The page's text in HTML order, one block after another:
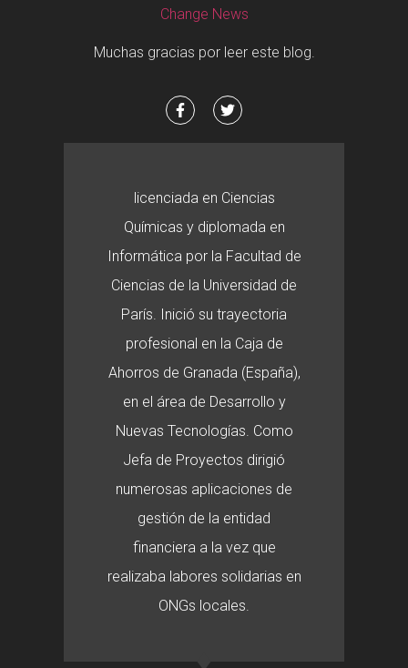
Change News
Muchas gracias por leer este blog.
licenciada en Ciencias
Químicas y diplomada en
Informática por la Facultad de
Ciencias de la Universidad de
París. Inició su trayectoria
profesional en la Caja de
Ahorros de Granada (España),
en el área de Desarrollo y
Nuevas Tecnologías. Como
Jefa de Proyectos dirigió
numerosas aplicaciones de
gestión de la entidad
financiera a la vez que
realizaba labores solidarias en
ONGs locales.